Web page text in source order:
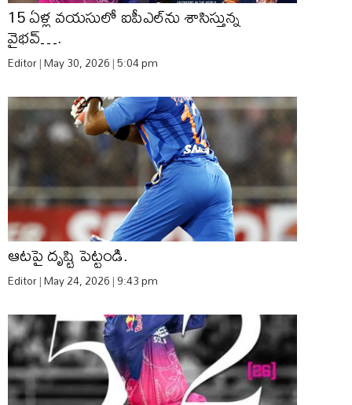
15 ఏళ్ల వయసులో ఐపీఎల్‌ను శాసిస్తున్న
వైభవ్….
Editor May 30, 2026 5:04 pm
ఆటపై దృష్టి పెట్టండి.
Editor May 24, 2026 9:43 pm